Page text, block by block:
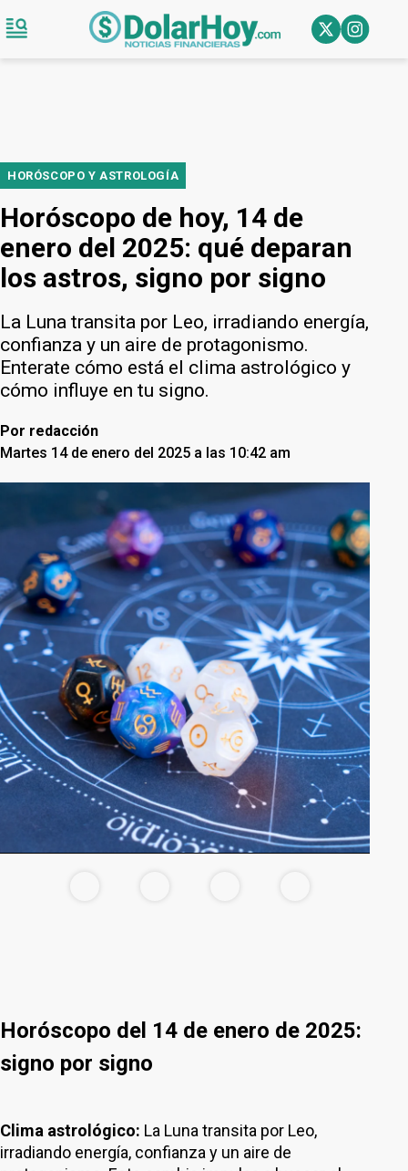
HORÓSCOPO Y ASTROLOGÍA
Horóscopo de hoy, 14 de
enero del 2025: qué deparan
los astros, signo por signo
La Luna transita por Leo, irradiando energía,
confianza y un aire de protagonismo.
Enterate cómo está el clima astrológico y
cómo influye en tu signo.
Por redacción
Martes 14 de enero del 2025 a las 10:42 am
Horóscopo del 14 de enero de 2025:
signo por signo
Clima astrológico: La Luna transita por Leo,
irradiando energía, confianza y un aire de